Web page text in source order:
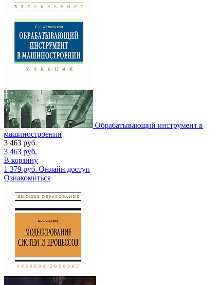
Обрабатывающий инструмент в
машиностроении
3 463 руб.
3 463 руб.
В корзину
1 379 руб. Онлайн доступ
Ознакомиться